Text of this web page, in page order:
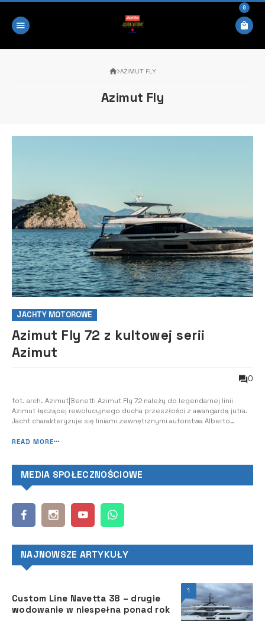
0
AZIMUT FLY
Azimut Fly
JACHTY MOTOROWE
Azimut Fly 72 z kultowej serii
Azimut
0
fot. arch. Azimut|Benetti Azimut Fly 72 należy do legendarnej linii
Azimut łączącej rewolucyjnego ducha przeszłości z awangardą jutra.
Jacht charakteryzuje się liniami zewnętrznymi autorstwa Alberto
żeglarskim architekt Fabio Fantolino. Światowa premiera Fly 7 odbyła
READ MORE
MEDIA SPOŁECZNOŚCIOWE
NAJNOWSZE ARTYKUŁY
1
Custom Line Navetta 38 – drugie
wodowanie w niespełna ponad rok